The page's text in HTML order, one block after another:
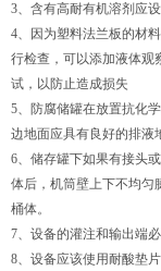
3、含有高耐有机溶剂应设
4、因为塑料法兰板的材
行检查，可以添加液体观
试，以防止造成损失
5、防腐储罐在放置抗化
边地面应具有良好的排液
6、储存罐下如果有接头
体后，机筒壁上下不均匀
桶体。
7、设备的灌注和输出端
8、设备应该使用耐酸垫